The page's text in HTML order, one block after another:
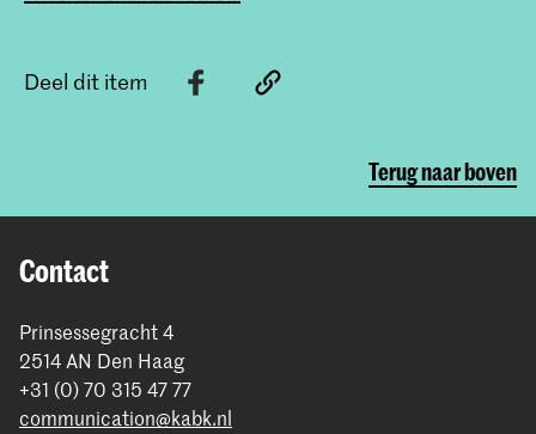
Deel dit item
Terug naar boven
Contact
Prinsessegracht 4
2514 AN Den Haag
+31 (0) 70 315 47 77
communication@kabk.nl